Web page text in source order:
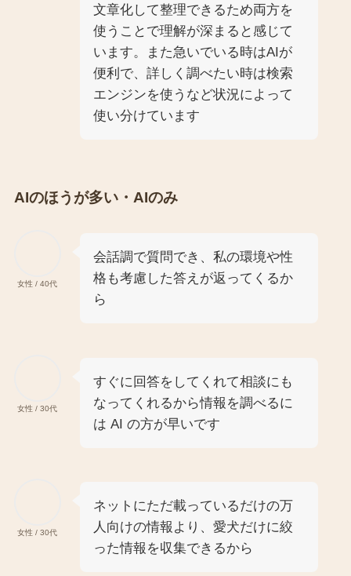
文章化して整理できるため両方を
使うことで理解が深まると感じて
います。また急いでいる時はAIが
便利で、詳しく調べたい時は検索
エンジンを使うなど状況によって
使い分けています
AIのほうが多い・AIのみ
女性 / 40代
会話調で質問でき、私の環境や性
格も考慮した答えが返ってくるか
ら
女性 / 30代
すぐに回答をしてくれて相談にも
なってくれるから情報を調べるに
は AI の方が早いです
女性 / 30代
ネットにただ載っているだけの万
人向けの情報より、愛犬だけに絞
った情報を収集できるから